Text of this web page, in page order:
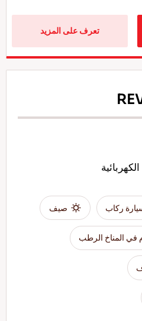
تعرف على المزيد
ركاب صيف
في المناخ الرطب